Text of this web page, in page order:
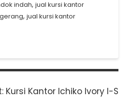
indah, jual kursi kantor
, jual kursi kantor
Next
Kursi Kantor Ichiko Ivory I-S